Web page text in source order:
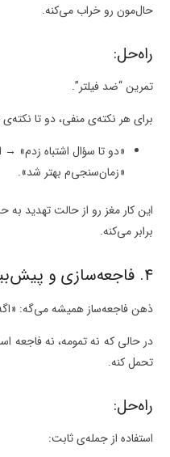
حال‌مون رو خراب می‌کنه.
راه‌حل:
تمرین “ضد فیلتر”.
برای هر نکته‌ی منفی، دو تا
«دو تا سؤال اشتباه زدم»
«زمان‌سنجی‌م بهتر شد».
این کار مغز رو از حالت تهدید به
برابر می‌کنه.
۴. فاجعه‌سازی و پیش‌بینی سیاه آینده
ذهن فاجعه‌ساز همیشه می‌گه:
در حالی که نه تمومه، نه فاجعه‌
تحمل کنه.
راه‌حل:
استفاده از جمله‌ی ثابت: